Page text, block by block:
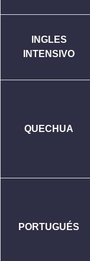
INGLES
INTENSIVO
QUECHUA
PORTUGUÉS